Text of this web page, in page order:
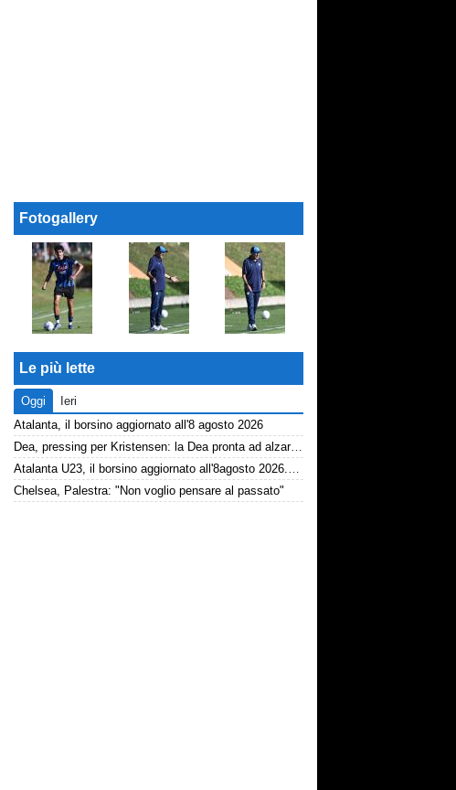
Fotogallery
Le più lette
Oggi
Ieri
Atalanta, il borsino aggiornato all'8 agosto 2026
Dea, pressing per Kristensen: la Dea pronta ad alzare l'offerta all'Udinese
Atalanta U23, il borsino aggiornato all'8agosto 2026. Cantiere aperto per Beati
Chelsea, Palestra: "Non voglio pensare al passato"